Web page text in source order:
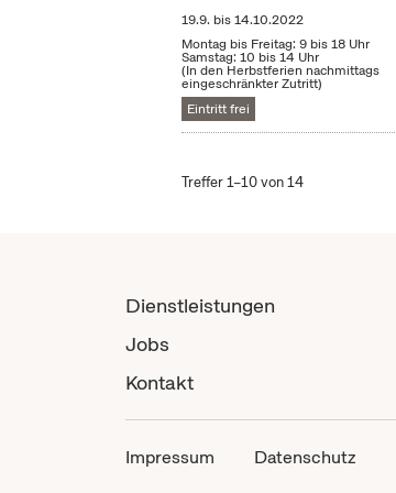
19.9. bis14.10.2022
Montag bis Freitag: 9 bis 18 Uhr
Samstag: 10 bis 14 Uhr
(In den Herbstferien nachmittags
eingeschränkter Zutritt)
Eintritt frei
Treffer 1–10 von 14
Dienstleistungen
Jobs
Kontakt
Impressum Datenschutz